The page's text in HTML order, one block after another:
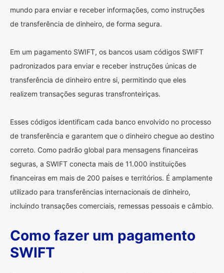
mundo para enviar e receber informações, como instruções
de transferência de dinheiro, de forma segura.
Em um pagamento SWIFT, os bancos usam códigos SWIFT
padronizados para enviar e receber instruções únicas de
transferência de dinheiro entre si, permitindo que eles
realizem transações seguras transfronteiriças.
Esses códigos identificam cada banco envolvido no processo
de transferência e garantem que o dinheiro chegue ao destino
correto. Como padrão global para mensagens financeiras
seguras, a SWIFT conecta mais de 11.000 instituições
financeiras em mais de 200 países e territórios. É amplamente
utilizado para transferências internacionais de dinheiro,
incluindo transações comerciais, remessas pessoais e câmbio.
Como fazer um pagamento
SWIFT